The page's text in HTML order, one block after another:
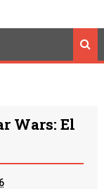
Wars: El